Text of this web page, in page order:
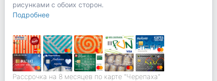
рисунками с обоих сторон.
Подробнее
Рассрочка на 8 месяцев по карте "Черепаха"